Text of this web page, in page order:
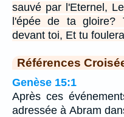
sauvé par l'Eternel,
l'épée de ta gloire?
devant toi, Et tu
Références
Genèse 15:1
Après ces
adressée à Abram